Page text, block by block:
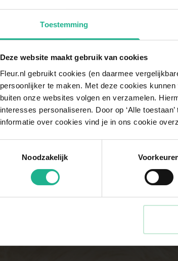
Toestemming
Deze website maakt gebruik van cookies
Fleur.nl gebruikt cookies (en daarmee
persoonlijker te maken. Met deze cookies
buiten onze websites volgen en verzamelen.
interesses personaliseren. Door op ‘Alle
informatie over cookies vind je in ons cookie
Noodzakelijk